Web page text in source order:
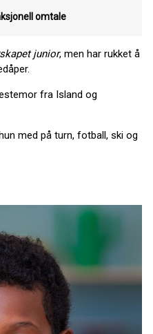
omtale
junior, men har rukket å
fra Island og
med på turn, fotball, ski og